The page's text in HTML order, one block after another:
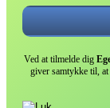
Ved at tilmelde dig
giver samtykke til,